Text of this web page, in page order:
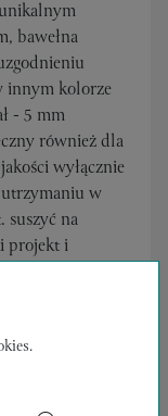
bawełna
innym kolorze
- 5 mm
również dla
wyłącznie
w
suszyć na
projekt i